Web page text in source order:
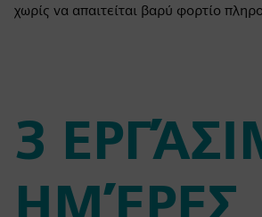
χωρίς να απαιτείται βαρύ φορτίο
3
ΗΜΈΡΕΣ